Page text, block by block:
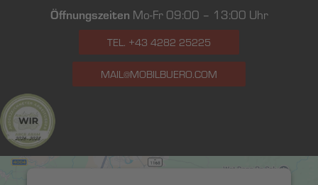
Öffnungszeiten Mo-Fr 09:00 – 13:00 Uhr
TEL. +43 4282 25225
MAIL@MOBILBUERO.COM